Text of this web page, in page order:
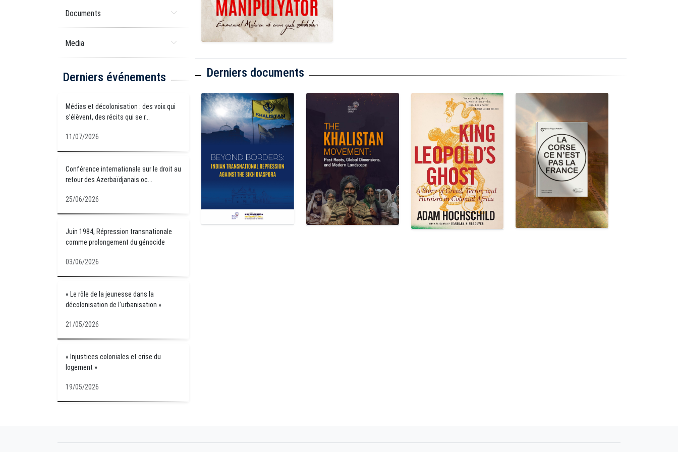
Documents
Media
Derniers événements
Médias et décolonisation : des voix qui
s’élèvent, des récits qui se r...
11/07/2026
Conférence internationale sur le droit au
retour des Azerbaïdjanais oc...
25/06/2026
Juin 1984, Répression transnationale
comme prolongement du génocide
03/06/2026
« Le rôle de la jeunesse dans la
décolonisation de l’urbanisation »
21/05/2026
« Injustices coloniales et crise du
logement »
19/05/2026
Derniers documents